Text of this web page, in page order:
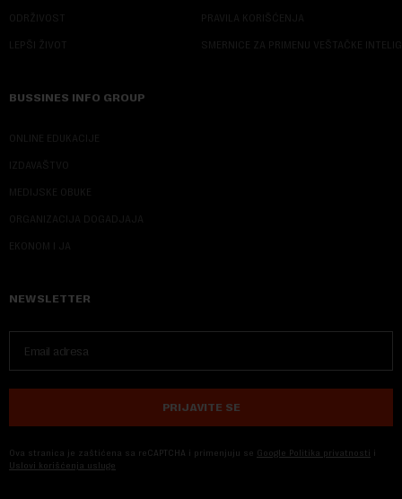
ODRŽIVOST
LEPŠI ŽIVOT
PRAVILA KORIŠĆENJA
SMERNICE ZA PRIMENU VEŠTAČKE
BUSSINES INFO GROUP
ONLINE EDUKACIJE
IZDAVAŠTVO
MEDIJSKE OBUKE
ORGANIZACIJA DOGADJAJA
EKONOM I JA
NEWSLETTER
PRIJAVITE SE
Ova stranica je zaštićena sa reCAPTCHA i primenjuju se Google Politika privatnosti i
Uslovi korišćenja usluge